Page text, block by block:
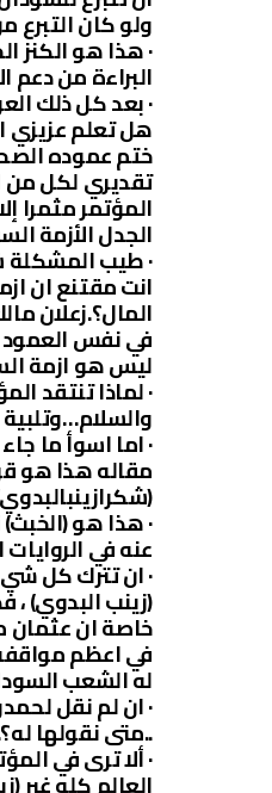
ولو كان التبرع
· هذا هو
البراءة من دعم
· بعد كل ذلك
هل تعلم عزيزي
ختم عموده
تقديري لكل من
المؤتمر مثمرا
الجدل الأزمة
· طيب المشكلة
انت مقتنع ان
المال؟.زعلان
في نفس العمود
ليس هو ازمة
· لماذا تنتقد
· اما اسوأ ما
مقاله هذا هو
· هذا هو
عنه في الروايات
· ان تترك كل
(زينب البدوي) ،
خاصة ان
في اعظم
له الشعب
· ان لم نقل
..متى نقولها
· ألا ترى في
العالم كله غير